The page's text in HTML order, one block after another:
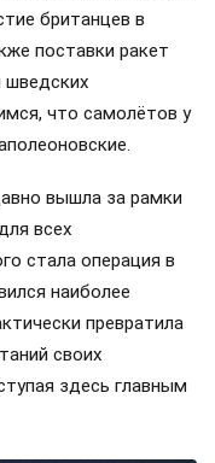
британцев в
поставки ракет
что самолётов у
вышла за рамки
всех
стала операция в
наиболее
превратила
своих
здесь главным